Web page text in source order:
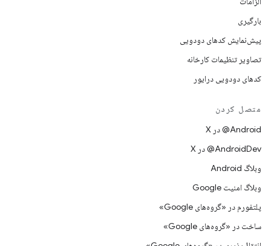
بارگیری
پیش‌نمایش کدهای دودویی
تصاویر تنظیمات کارخانه
کدهای دودویی درایور
متصل کردن
‫‎@Android در X
‫‎@AndroidDev در X
وبلاگ Android
وبلاگ امنیت Google
پلتفورم در «گروه‌های Google»
ساخت در «گروه‌های Google»